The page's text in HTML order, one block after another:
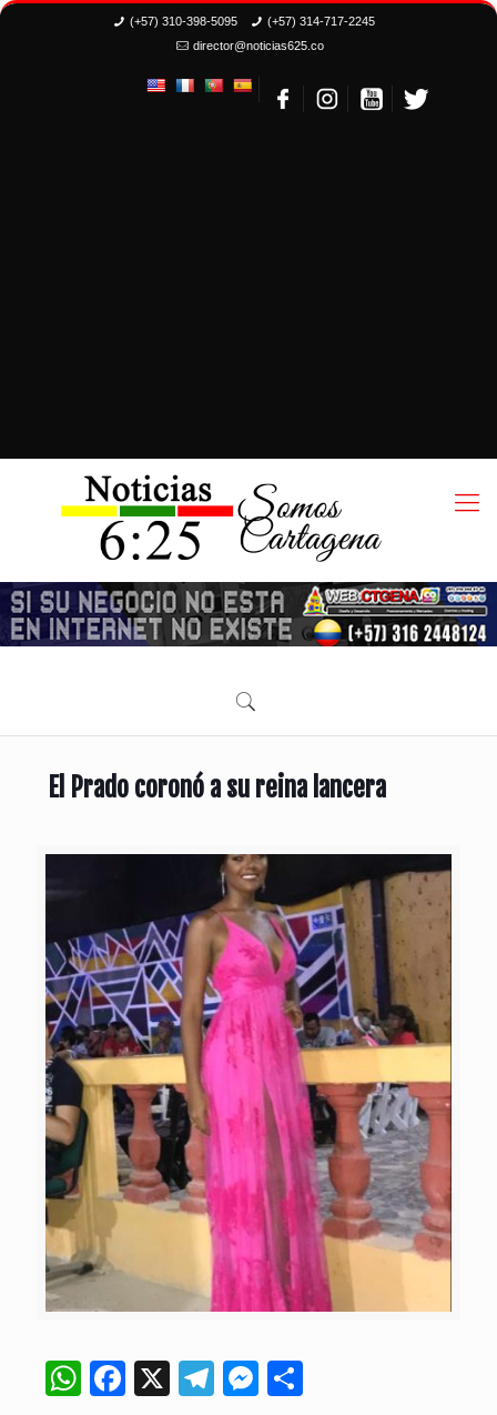
(+57) 310-398-5095
(+57) 314-717-2245
director@noticias625.co
El Prado coronó a su reina lancera
WhatsApp
Facebook
X Telegram
Messenger